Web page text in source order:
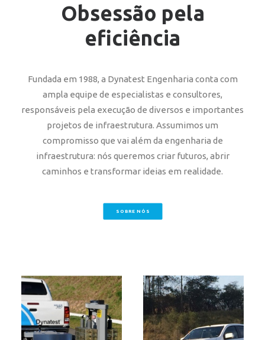
Obsessão pela
eficiência
Fundada em 1988, a Dynatest Engenharia conta com
ampla equipe de especialistas e consultores,
responsáveis pela execução de diversos e importantes
projetos de infraestrutura. Assumimos um
compromisso que vai além da engenharia de
infraestrutura: nós queremos criar futuros, abrir
caminhos e transformar ideias em realidade.
SOBRE NÓS